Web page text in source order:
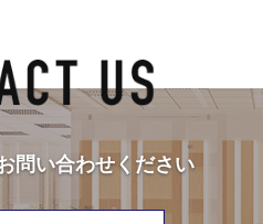
問い合わせください